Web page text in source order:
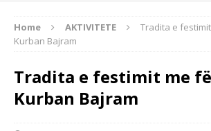
Home AKTIVITETE
Tradita e
Kurban Bajram
Tradita e festimit me
Kurban Bajram